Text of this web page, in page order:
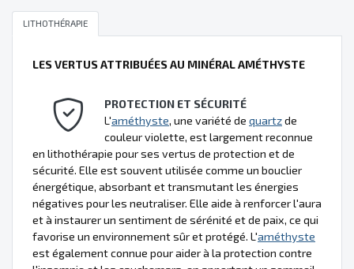
LITHOTHÉRAPIE
LES VERTUS ATTRIBUÉES AU MINÉRAL AMÉTHYSTE
PROTECTION ET SÉCURITÉ
L'améthyste, une variété de quartzde
couleur violette, est largement reconnue
en lithothérapie pour ses vertus de protection et de
sécurité. Elle est souvent utilisée comme un bouclier
énergétique, absorbant et transmutant les énergies
négatives pour les neutraliser. Elle aide à renforcer l'aura
et à instaurer un sentiment de sérénité et de paix, ce qui
favorise un environnement sûr et protégé. L'améthyste
est également connue pour aider à la protection contre